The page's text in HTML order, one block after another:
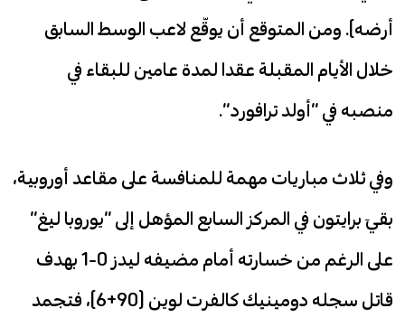
أرضه). ومن المتوقع أن يوقّع لاعب الوسط السابق
خلال الأيام المقبلة عقدا لمدة عامين للبقاء في
منصبه في “أولد ترافورد”.
وفي ثلاث مباريات مهمة للمنافسة على مقاعد أوروبية،
بقيَ برايتون في المركز السابع المؤهل إلى “يوروبا ليغ”
على الرغم من خسارته أمام مضيفه ليدز 0-1 بهدف
قاتل سجله دومينيك كالفرت لوين (90+6)، فتجمد